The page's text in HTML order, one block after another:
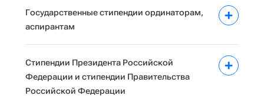
Государственные стипендии ординаторам,
аспирантам
Стипендии Президента Российской
Федерации и стипендии Правительства
Российской Федерации